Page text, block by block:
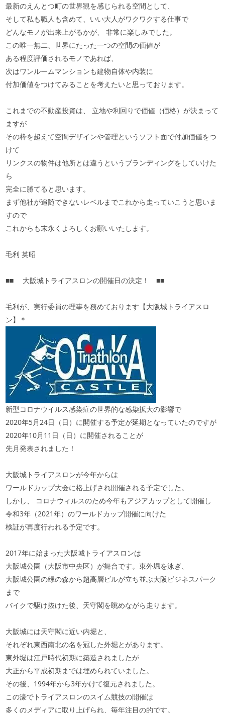
最新のえんとつ町の世界観を感じられる空間として、
そして私も職人も含めて、いい大人がワクワクする仕事で
どんなモノが出来上がるかが、 非常に楽しみでした。
この唯一無二、世界にたった一つの空間の価値が
ある程度評価されるモノであれば、
次はワンルームマンションも建物自体や内装に
付加価値をつけてみることを考えたいと思っております。
これまでの不動産投資は、 立地や利回りで価値（価格）が決まって
ますが
その枠を超えて空間デザインや管理というソフト面で付加価値をつ
けて
リンクスの物件は他所とは違うというブランディングをしていけた
ら
完全に勝てると思います。
まず他社が追随できないレベルまでこれから走っていこうと思いま
すので
これからも末永くよろしくお願いいたします。
毛利 英昭
■■ 大阪城トライアスロンの開催日の決定！ ■■
毛利が、実行委員の理事を務めております【大阪城トライアスロ
ン】＊
新型コロナウイルス感染症の世界的な感染拡大の影響で
2020年5月24日（日）に開催する予定が延期となっていたのですが
2020年10月11日（日）に開催されることが
先月発表されました！
大阪城トライアスロンが今年からは
ワールドカップ大会に格上げされ開催される予定でした。
しかし、 コロナウィルスのため今年もアジアカップとして開催し
令和3年（2021年）のワールドカップ開催に向けた
検証が再度行われる予定です。
2017年に始まった大阪城トライアスロンは
大阪城公園（大阪市中央区）が舞台です。東外堀を泳ぎ、
大阪城公園の緑の森から超高層ビルが立ち並ぶ大阪ビジネスパーク
まで
バイクで駆け抜けた後、天守閣を眺めながら走ります。
大阪城には天守閣に近い内堀と、
それぞれ東西南北の名を冠した外堀とがあります。
東外堀は江戸時代初期に築造されましたが
大正から平成初期までは埋められていました。
その後、1994年から3年かけて復元されました。
この濠でトライアスロンのスイム競技の開催は
多くのメディアに取り上げられ、毎年注目の的です。